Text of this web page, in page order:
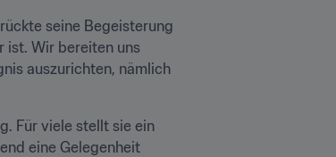
seine Begeisterung
ist. Wir bereiten uns
auszurichten, nämlich
Für viele stellt sie ein
eine Gelegenheit